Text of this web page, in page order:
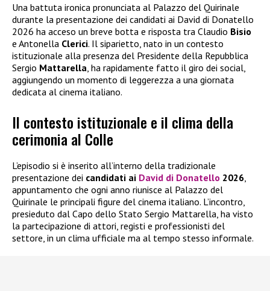
Una battuta ironica pronunciata al Palazzo del Quirinale
durante la presentazione dei candidati ai David di Donatello
2026 ha acceso un breve botta e risposta tra Claudio Bisio
e Antonella Clerici. Il siparietto, nato in un contesto
istituzionale alla presenza del Presidente della Repubblica
Sergio Mattarella , ha rapidamente fatto il giro dei social,
aggiungendo un momento di leggerezza a una giornata
dedicata al cinema italiano.
Il contesto istituzionale e il clima della
cerimonia al Colle
L’episodio si è inserito all’interno della tradizionale
presentazione dei candidati ai David di Donatello 2026,
appuntamento che ogni anno riunisce al Palazzo del
Quirinale le principali figure del cinema italiano. L’incontro,
presieduto dal Capo dello Stato Sergio Mattarella, ha visto
la partecipazione di attori, registi e professionisti del
settore, in un clima ufficiale ma al tempo stesso informale.